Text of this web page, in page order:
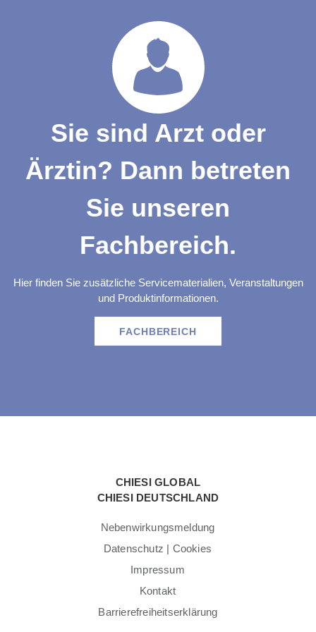
Sie sind Arzt oder
Ärztin? Dann betreten
Sie unseren
Fachbereich.
Hier finden Sie zusätzliche Servicematerialien, Veranstaltungen
und Produktinformationen.
FACHBEREICH
CHIESI GLOBAL
CHIESI DEUTSCHLAND
Nebenwirkungsmeldung
Datenschutz | Cookies
Impressum
Kontakt
Barrierefreiheitserklärung